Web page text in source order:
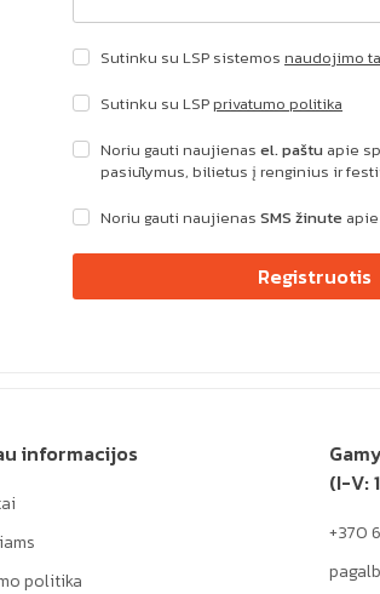
Sutinku su LSP sistemos naudojimo
Sutinku su LSPprivatumo politika
Noriu gauti naujienas el. paštu apie
pasiūlymus, bilietus į renginius ir
Noriu gauti naujienas SMS žinute
Registruotis
informacijos
politika
(I-V:
+370